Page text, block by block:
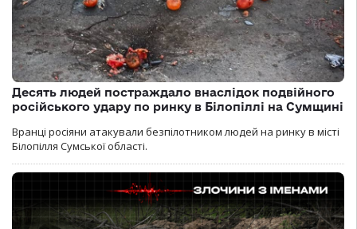
Десять людей постраждало внаслідок подвійного
російського удару по ринку в Білопіллі на Сумщині
Вранці росіяни атакували безпілотником людей на ринку в місті
Білопілля Сумської області.